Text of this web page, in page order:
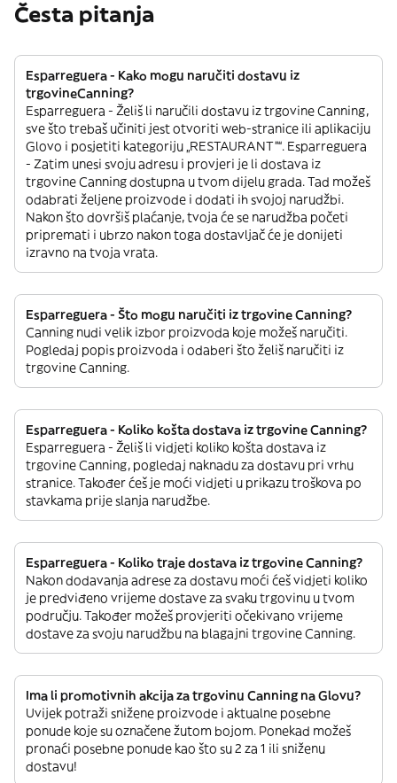
Česta pitanja
Esparreguera - Kako mogu naručiti dostavu iz
trgovineCanning?
Esparreguera - Želiš li naručili dostavu iz trgovine Canning,
sve što trebaš učiniti jest otvoriti web-stranice ili aplikaciju
Glovo i posjetiti kategoriju „RESTAURANT”“. Esparreguera
- Zatim unesi svoju adresu i provjeri je li dostava iz
trgovine Canning dostupna u tvom dijelu grada. Tad možeš
odabrati željene proizvode i dodati ih svojoj narudžbi.
Nakon što dovršiš plaćanje, tvoja će se narudžba početi
pripremati i ubrzo nakon toga dostavljač će je donijeti
izravno na tvoja vrata.
Esparreguera - Što mogu naručiti iz trgovine Canning?
Canning nudi velik izbor proizvoda koje možeš naručiti.
Pogledaj popis proizvoda i odaberi što želiš naručiti iz
trgovine Canning.
Esparreguera - Koliko košta dostava iz trgovine Canning?
Esparreguera - Želiš li vidjeti koliko košta dostava iz
trgovine Canning, pogledaj naknadu za dostavu pri vrhu
stranice. Također ćeš je moći vidjeti u prikazu troškova po
stavkama prije slanja narudžbe.
Esparreguera - Koliko traje dostava iz trgovine Canning?
Nakon dodavanja adrese za dostavu moći ćeš vidjeti koliko
je predviđeno vrijeme dostave za svaku trgovinu u tvom
području. Također možeš provjeriti očekivano vrijeme
dostave za svoju narudžbu na blagajni trgovine Canning.
Ima li promotivnih akcija za trgovinu Canning na Glovu?
Uvijek potraži snižene proizvode i aktualne posebne
ponude koje su označene žutom bojom. Ponekad možeš
pronaći posebne ponude kao što su 2 za 1 ili sniženu
dostavu!